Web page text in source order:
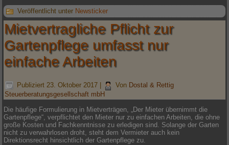
Veröffentlicht unter Newsticker
Mietvertragliche Pflicht zur
Gartenpflege umfasst nur
einfache Arbeiten
Publiziert 23. Oktober 2017 Von Dostal & Rettig
Steuerberatungsgesellschaft mbH
Die häufige Formulierung in Mietverträgen, „Der Mieter übernimmt die
Gartenpflege“, verpflichtet den Mieter nur zu einfachen Arbeiten, die ohne
große Kosten und Fachkenntnisse zu erledigen sind. Solange der Garten
nicht zu verwahrlosen droht, steht dem Vermieter auch kein
Direktionsrecht hinsichtlich der Gartenpflege zu.